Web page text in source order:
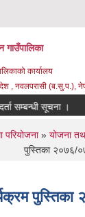
गाउँपालिका
कार्यालय
, नवलपरासी (ब.सु.प.),
सम्बन्धी सूचना ।
परियोजना» योजना
पुस्तिका २०७६/